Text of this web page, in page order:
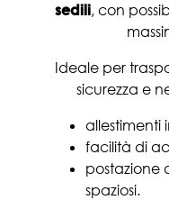
sedili, con
Ideale per
sicurezza e
allestimenti
facilità di
postazione
spaziosi.